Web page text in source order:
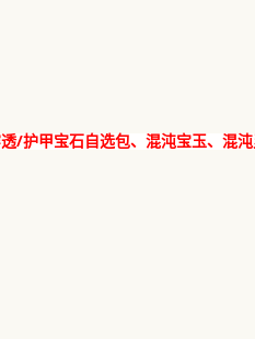
/护甲宝石自选包、混沌宝玉、混沌